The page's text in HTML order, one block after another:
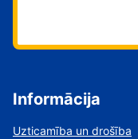
Informācija
Uzticamība un drošība